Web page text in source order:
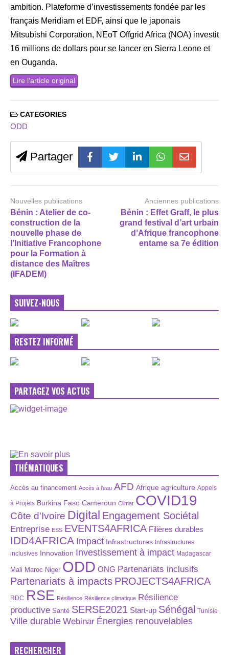
ambition. Plateforme d’investissements fondée par les
français Meridiam et EDF, ainsi que le japonais
Mitsubishi Corporation, NEoT Offgrid Africa (NOA) investit
16 millions de dollars pour se lancer en Sierra Leone et
en Ouganda.
Lire l’article original
CATEGORIES
ODD
Partager
Nouvelles publications
Bénin : Atelier de co-
construction de la
nouvelle phase de
l’Initiative Francophone
pour la Formation à
distance des Maîtres
(IFADEM)
Anciennes publications
Bénin : Effet Graff, le plus
grand festival d’art urbain
d’Afrique francophone
entame sa 7e édition
SUIVEZ-NOUS
RESTEZ INFORMÉ
PARTAGEZ VOS ACTUS
THÉMATIQUES
Accès au financement Accès à l’eau AFD Afrique agriculture Appels
à Projets Burkina Faso Cameroun Climat COVID19
Côte d'Ivoire Digital Engagement Sociétal
Entreprise ESS EVENTS4AFRICA Filières durables
IDD4AFRICA Impact Infrastructures Infrastructures
inclusives Innovation Investissement à impact Madagascar
Mali Maroc Niger ODD ONG Partenariats inclusifs
Partenariats à impacts PROJECTS4AFRICA
RDC RSE Résilience Résilience climatique Résilience
productive Santé SERSE2021 Start-up Sénégal Tunisie
Ville durable Webinar Énergies renouvelables
RECHERCHER